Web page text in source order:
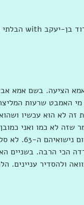
הציעה. בשם אמא
האמבט שרעות
זה לא הוא עכשיו
לא כמו ואני
בירה עלמה
הכי הרבה. בשניים
ולהסדיר עניינים.